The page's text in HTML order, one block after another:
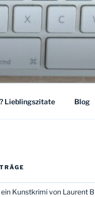
Lieblingszitate Blog
Kunstkrimi von Laurent